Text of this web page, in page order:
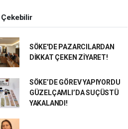
SÖKE'DE PAZARCILARDAN
DİKKAT ÇEKEN ZİYARET!
SÖKE’DE GÖREV YAPIYORDU
GÜZELÇAMLI’DA SUÇÜSTÜ
YAKALANDI!